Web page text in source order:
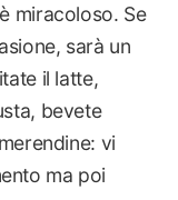
è miracoloso. Se
sarà un
il latte,
bevete
vi
ma poi